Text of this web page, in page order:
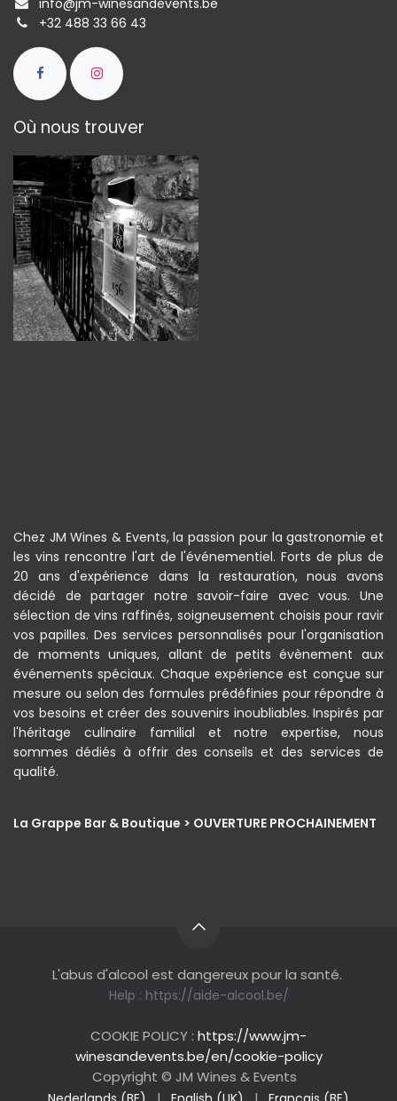
+32 488 33 66 43
Où nous trouver
Chez JM Wines & Events, la passion pour la gastronomie et
les vins rencontre l'art de l'événementiel. Forts de plus de
20 ans d'expérience dans la restauration, nous avons
décidé de partager notre savoir-faire avec vous. Une
sélection de vins raffinés, soigneusement choisis pour ravir
vos papilles. Des services personnalisés pour l'organisation
de moments uniques, allant de petits évènement aux
événements spéciaux. Chaque expérience est conçue sur
mesure ou selon des formules prédéfinies pour répondre à
vos besoins et créer des souvenirs inoubliables. Inspirés par
l'héritage culinaire familial et notre expertise, nous
sommes dédiés à offrir des conseils et des services de
qualité.
La Grappe Bar & Boutique > OUVERTURE PROCHAINEMENT
L'abus d'alcool est dangereux pour la santé.
Help : https://aide-alcool.be/
COOKIE POLICY : https://www.jm-
winesandevents.be/en/cookie-policy
Copyright © JM Wines & Events